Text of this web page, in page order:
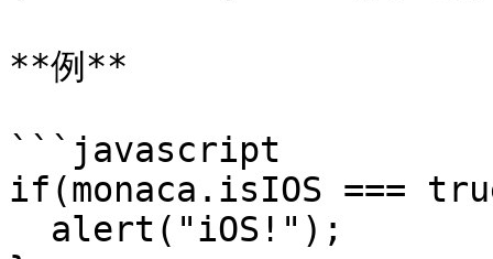
**例**
```javascript
if(monaca.isIOS ===